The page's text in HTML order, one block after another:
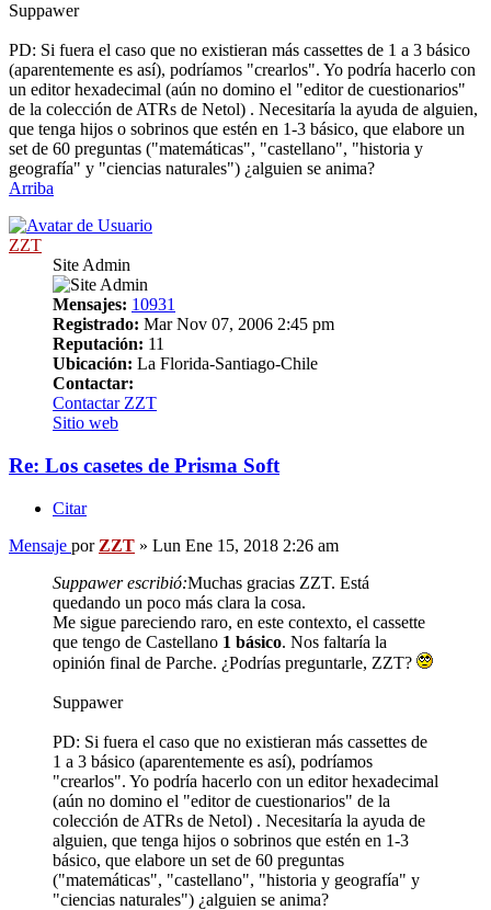
Suppawer
PD: Si fuera el caso que no existieran más cassettes de 1 a 3 básico
(aparentemente es así), podríamos "crearlos". Yo podría hacerlo con
un editor hexadecimal (aún no domino el "editor de cuestionarios"
de la colección de ATRs de Netol) . Necesitaría la ayuda de alguien,
que tenga hijos o sobrinos que estén en 1-3 básico, que elabore un
set de 60 preguntas ("matemáticas", "castellano", "historia y
geografía" y "ciencias naturales") ¿alguien se anima?
Arriba
ZZT
Site Admin
Mensajes: 10931
Registrado: Mar Nov 07, 2006 2:45 pm
Reputación: 11
Ubicación: La Florida-Santiago-Chile
Contactar:
Contactar ZZT
Sitio web
Re: Los casetes de Prisma Soft
Citar
Mensaje por ZZT » Lun Ene 15, 2018 2:26 am
Suppawer escribió:Muchas gracias ZZT. Está
quedando un poco más clara la cosa.
Me sigue pareciendo raro, en este contexto, el cassette
que tengo de Castellano 1 básico. Nos faltaría la
opinión final de Parche. ¿Podrías preguntarle, ZZT?
Suppawer
PD: Si fuera el caso que no existieran más cassettes de
1 a 3 básico (aparentemente es así), podríamos
"crearlos". Yo podría hacerlo con un editor hexadecimal
(aún no domino el "editor de cuestionarios" de la
colección de ATRs de Netol) . Necesitaría la ayuda de
alguien, que tenga hijos o sobrinos que estén en 1-3
básico, que elabore un set de 60 preguntas
("matemáticas", "castellano", "historia y geografía" y
"ciencias naturales") ¿alguien se anima?